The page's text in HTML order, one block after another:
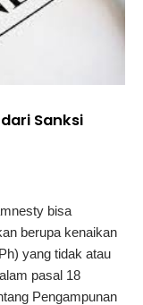
Sanksi
bisa
berupa kenaikan
yang tidak atau
pasal 18
Pengampunan